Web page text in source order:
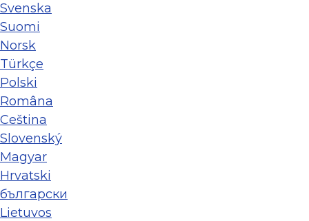
Svenska
Suomi
Norsk
Türkçe
Polski
Româna
Ceština
Slovenský
Magyar
Hrvatski
български
Lietuvos